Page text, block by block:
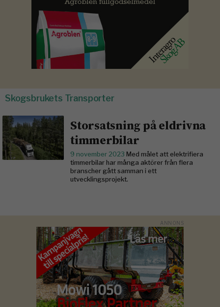
Skogsbrukets Transporter
Storsatsning på eldrivna
timmerbilar
9 november 2023 Med målet att elektrifiera
timmerbilar har många aktörer från flera
branscher gått samman i ett
utvecklingsprojekt.